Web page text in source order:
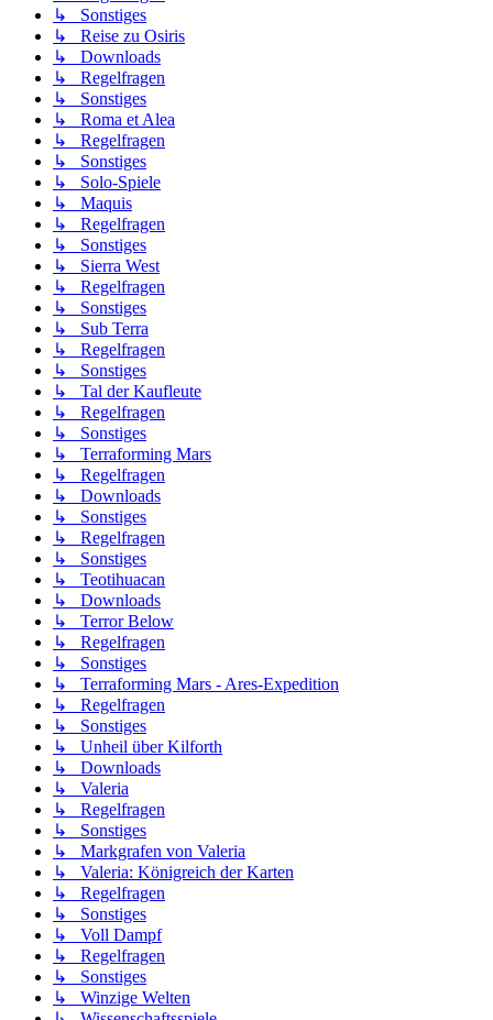
↳ Sonstiges
↳ Reise zu Osiris
↳ Downloads
↳ Regelfragen
↳ Sonstiges
↳ Roma et Alea
↳ Regelfragen
↳ Sonstiges
↳ Solo-Spiele
↳ Maquis
↳ Regelfragen
↳ Sonstiges
↳ Sierra West
↳ Regelfragen
↳ Sonstiges
↳ Sub Terra
↳ Regelfragen
↳ Sonstiges
↳ Tal der Kaufleute
↳ Regelfragen
↳ Sonstiges
↳ Terraforming Mars
↳ Regelfragen
↳ Downloads
↳ Sonstiges
↳ Regelfragen
↳ Sonstiges
↳ Teotihuacan
↳ Downloads
↳ Terror Below
↳ Regelfragen
↳ Sonstiges
↳ Terraforming Mars - Ares-Expedition
↳ Regelfragen
↳ Sonstiges
↳ Unheil über Kilforth
↳ Downloads
↳ Valeria
↳ Regelfragen
↳ Sonstiges
↳ Markgrafen von Valeria
↳ Valeria: Königreich der Karten
↳ Regelfragen
↳ Sonstiges
↳ Voll Dampf
↳ Regelfragen
↳ Sonstiges
↳ Winzige Welten